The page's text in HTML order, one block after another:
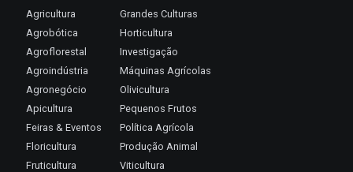
Agricultura
Agrobótica
Agroflorestal
Agroindústria
Agronegócio
Apicultura
Feiras & Eventos
Floricultura
Fruticultura
Grandes Culturas
Horticultura
Investigação
Máquinas Agrícolas
Olivicultura
Pequenos Frutos
Política Agrícola
Produção Animal
Viticultura